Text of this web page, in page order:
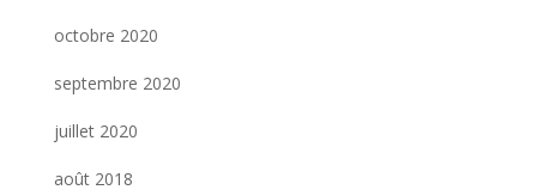
octobre 2020
septembre 2020
juillet 2020
août 2018